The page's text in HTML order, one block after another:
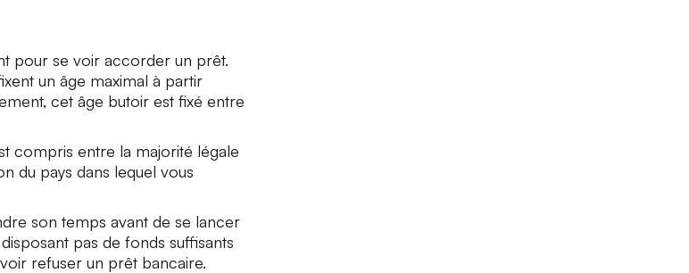
pour se voir accorder un prêt.
un âge maximal à partir
cet âge butoir est fixé entre
compris entre la majorité légale
du pays dans lequel vous
son temps avant de se lancer
pas de fonds suffisants
refuser un prêt bancaire.